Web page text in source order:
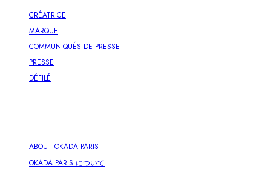
CRÉATRICE
MARQUE
COMMUNIQUÉS DE PRESSE
PRESSE
DÉFILÉ
ABOUT OKADA PARIS
OKADA PARIS について